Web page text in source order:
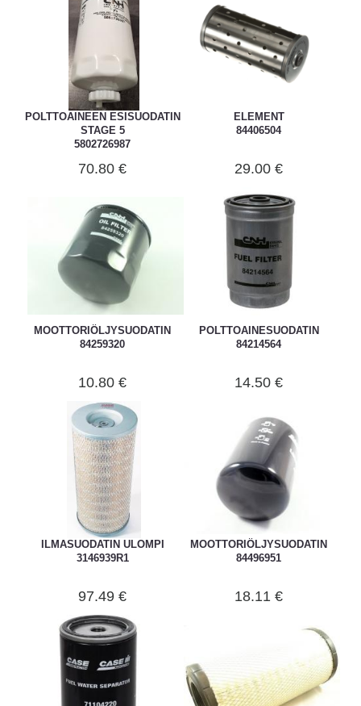
POLTTOAINEEN ESISUODATIN
STAGE 5
5802726987
70.80 €
ELEMENT
84406504
29.00 €
MOOTTORIÖLJYSUODATIN
84259320
10.80 €
POLTTOAINESUODATIN
84214564
14.50 €
ILMASUODATIN ULOMPI
3146939R1
97.49 €
MOOTTORIÖLJYSUODATIN
84496951
18.11 €